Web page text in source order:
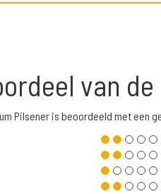
van de
Pilsener is beoordeeld met een